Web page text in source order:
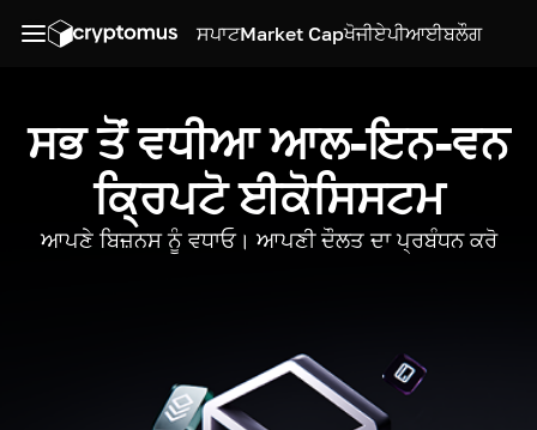
ਸਪਾਟMarket Capਖੋਜੀਏਪੀਆਈਬਲੌਗ
ਸਭ ਤੋਂ ਵਧੀਆ ਆਲ-ਇਨ-ਵਨ
ਕ੍ਰਿਪਟੋ ਈਕੋਸਿਸਟਮ
ਆਪਣੇ ਬਿਜ਼ਨਸ ਨੂੰ ਵਧਾਓ। ਆਪਣੀ ਦੌਲਤ ਦਾ ਪ੍ਰਬੰਧਨ ਕਰੋ